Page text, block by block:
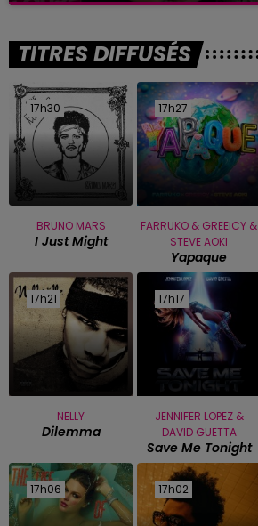
TITRES DIFFUSÉS
17h30
17h30
BRUNO MARS
I Just Might
17h27
17h27
FARRUKO & GREEICY &
STEVE AOKI
Yapaque
17h21
17h21
NELLY
Dilemma
17h17
17h17
JENNIFER LOPEZ &
DAVID GUETTA
Save Me Tonight
17h06
17h06 17h02
17h02